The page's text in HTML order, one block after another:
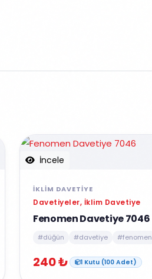
İncele
İKLIM DAVETIYE
Davetiyeler, İklim Davetiye
Fenomen Davetiye 7046
#düğün #davetiye #fenomen
240 ₺ 1 Kutu (100 Adet)